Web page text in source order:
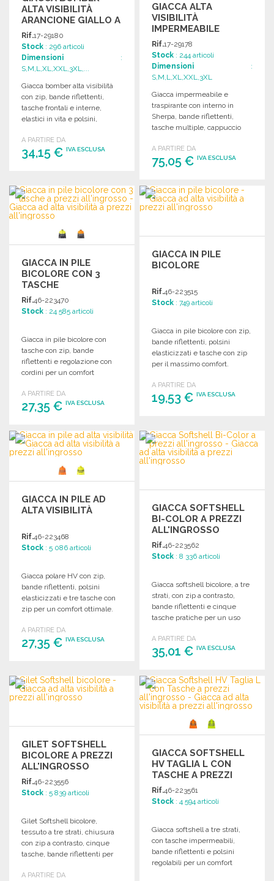
ALTA VISIBILITÀ
ARANCIONE GIALLO A
PREZZI
ALL'INGROSSO
Rif.17-29180
Stock : 296 articoli
Dimensioni :
S,M,L,XL,XXL,3XL,...
Giacca bomber alta visibilità
con zip, bande riflettenti,
tasche frontali e interne,
elastici in vita e polsini,
sicurezza.
A PARTIRE DA
34,15 € IVA ESCLUSA
Richiedi un preventivo
GIACCA ALTA
VISIBILITÀ
IMPERMEABILE
ARANCIONE 3XL
Rif.17-29178
Stock : 244 articoli
Dimensioni :
S,M,L,XL,XXL,3XL
Giacca impermeabile e
traspirante con interno in
Sherpa, bande riflettenti,
tasche multiple, cappuccio
personalizzazione.
A PARTIRE DA
75,05 €IVA ESCLUSA
ORDINARE
Richiedi un preventivo
GIACCA IN PILE
BICOLORE CON 3
TASCHE
Rif.46-223470
Stock : 24 585 articoli
Giacca in pile bicolore con
tasche con zip, bande
riflettenti e regolazione con
cordini per un comfort
A PARTIRE DA
27,35 € IVA ESCLUSA
ORDINARE
Richiedi un preventivo
GIACCA IN PILE
BICOLORE
Rif.46-223515
Stock : 749 articoli
Giacca in pile bicolore con zip,
bande riflettenti, polsini
elasticizzati e tasche con zip
per il massimo comfort.
A PARTIRE DA
19,53 €IVA ESCLUSA
Richiedi un preventivo
GIACCA IN PILE AD
ALTA VISIBILITÀ
Rif.46-223468
Stock : 5 086 articoli
Giacca polare HV con zip,
bande riflettenti, polsini
elasticizzati e tre tasche con
zip per un comfort ottimale.
A PARTIRE DA
27,35 € IVA ESCLUSA
Richiedi un preventivo
GIACCA SOFTSHELL
BI-COLOR A PREZZI
ALL'INGROSSO
Rif.46-223562
Stock : 8 336 articoli
Giacca softshell bicolore, a tre
strati, con zip a contrasto,
bande riflettenti e cinque
tasche pratiche per un uso
A PARTIRE DA
35,01 €IVA ESCLUSA
ORDINARE
Richiedi un preventivo
GILET SOFTSHELL
BICOLORE A PREZZI
ALL'INGROSSO
Rif.46-223556
Stock : 5 839 articoli
Gilet Softshell bicolore,
tessuto a tre strati, chiusura
con zip a contrasto, cinque
tasche, bande riflettenti per
A PARTIRE DA
GIACCA SOFTSHELL
HV TAGLIA L CON
TASCHE A PREZZI
ALL'INGROSSO
Rif.46-223561
Stock : 4 594 articoli
Giacca softshell a tre strati,
con tasche impermeabili,
bande riflettenti e polsini
regolabili per un comfort